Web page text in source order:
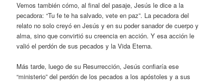
Vemos también cómo, al final del pasaje, Jesús le dice a la
pecadora: “Tu fe te ha salvado, vete en paz”. La pecadora del
relato no solo creyó en Jesús y en su poder sanador de cuerpo y
alma, sino que convirtió su creencia en acción. Y esa acción le
valió el perdón de sus pecados y la Vida Eterna.
Más tarde, luego de su Resurrección, Jesús confiaría ese
“ministerio” del perdón de los pecados a los apóstoles y a sus